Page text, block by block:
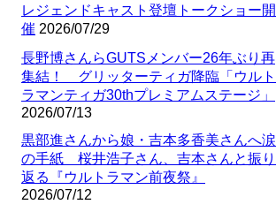
レジェンドキャスト登壇トークショー開
催 2026/07/29
長野博さんらGUTSメンバー26年ぶり再
集結！ グリッターティガ降臨「ウルト
ラマンティガ30thプレミアムステージ」
2026/07/13
黒部進さんから娘・吉本多香美さんへ涙
の手紙 桜井浩子さん、吉本さんと振り
返る『ウルトラマン前夜祭』
2026/07/12